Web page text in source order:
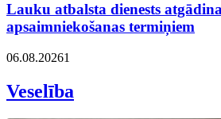
Lauku atbalsta dienests
apsaimniekošanas termiņiem
06.08.20261
Veselība